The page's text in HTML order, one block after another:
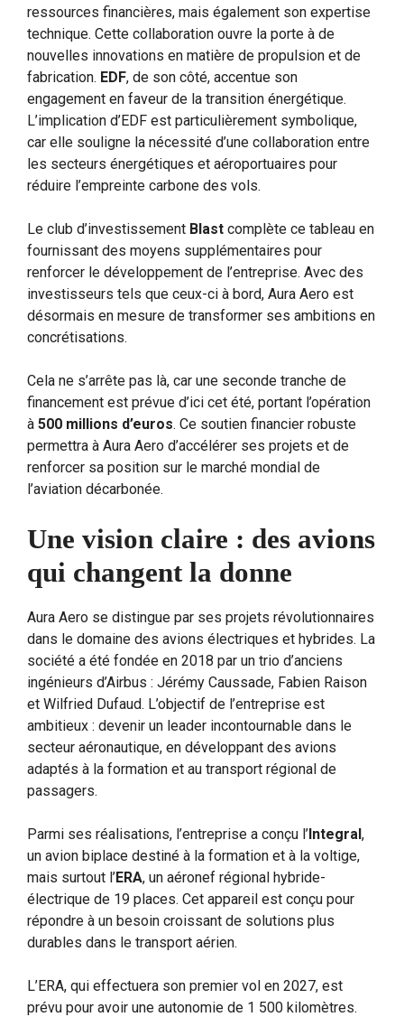
ressources financières, mais également son expertise
technique. Cette collaboration ouvre la porte à de
nouvelles innovations en matière de propulsion et de
fabrication. EDF, de son côté, accentue son
engagement en faveur de la transition énergétique.
L’implication d’EDF est particulièrement symbolique,
car elle souligne la nécessité d’une collaboration entre
les secteurs énergétiques et aéroportuaires pour
réduire l’empreinte carbone des vols.
Le club d’investissement Blast complète ce tableau en
fournissant des moyens supplémentaires pour
renforcer le développement de l’entreprise. Avec des
investisseurs tels que ceux-ci à bord, Aura Aero est
désormais en mesure de transformer ses ambitions en
concrétisations.
Cela ne s’arrête pas là, car une seconde tranche de
financement est prévue d’ici cet été, portant l’opération
à 500 millions d’euros. Ce soutien financier robuste
permettra à Aura Aero d’accélérer ses projets et de
renforcer sa position sur le marché mondial de
l’aviation décarbonée.
Une vision claire : des avions
qui changent la donne
Aura Aero se distingue par ses projets révolutionnaires
dans le domaine des avions électriques et hybrides. La
société a été fondée en 2018 par un trio d’anciens
ingénieurs d’Airbus : Jérémy Caussade, Fabien Raison
et Wilfried Dufaud. L’objectif de l’entreprise est
ambitieux : devenir un leader incontournable dans le
secteur aéronautique, en développant des avions
adaptés à la formation et au transport régional de
passagers.
Parmi ses réalisations, l’entreprise a conçu l’Integral,
un avion biplace destiné à la formation et à la voltige,
mais surtout l’ERA, un aéronef régional hybride-
électrique de 19 places. Cet appareil est conçu pour
répondre à un besoin croissant de solutions plus
durables dans le transport aérien.
L’ERA, qui effectuera son premier vol en 2027, est
prévu pour avoir une autonomie de 1 500 kilomètres.